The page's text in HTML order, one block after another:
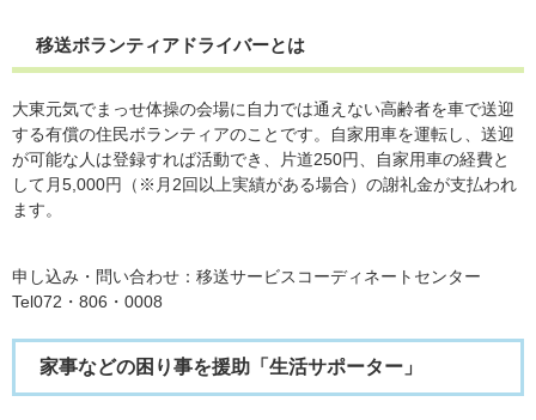
移送ボランティアドライバーとは
大東元気でまっせ体操の会場に自力では通えない高齢者を車で送迎
する有償の住民ボランティアのことです。自家用車を運転し、送迎
が可能な人は登録すれば活動でき、片道250円、自家用車の経費と
して月5,000円（※月2回以上実績がある場合）の謝礼金が支払われ
ます。
申し込み・問い合わせ：移送サービスコーディネートセンター
Tel072・806・0008
家事などの困り事を援助「生活サポーター」